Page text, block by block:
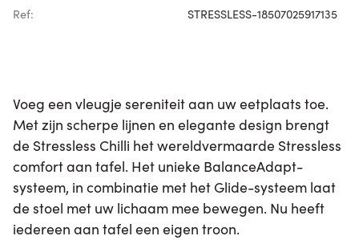
Ref: STRESSLESS-18507025917135
Voeg een vleugje sereniteit aan uw eetplaats toe.
Met zijn scherpe lijnen en elegante design brengt
de Stressless Chilli het wereldvermaarde Stressless
comfort aan tafel. Het unieke BalanceAdapt-
systeem, in combinatie met het Glide-systeem laat
de stoel met uw lichaam mee bewegen. Nu heeft
iedereen aan tafel een eigen troon.